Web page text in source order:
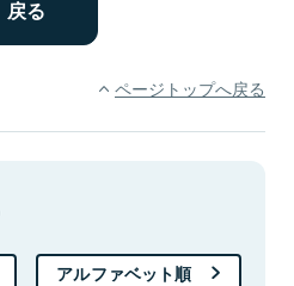
ページトップへ戻る
アルファベット順